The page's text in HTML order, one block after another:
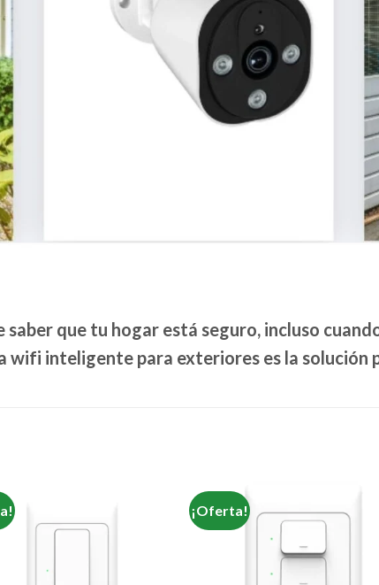
que tu hogar está seguro, incluso
wifi inteligente para exteriores es la solución
¡Oferta!